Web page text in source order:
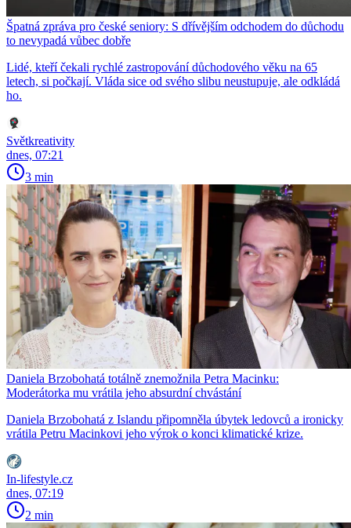
Špatná zpráva pro české seniory: S dřívějším odchodem do důchodu
to nevypadá vůbec dobře
Lidé, kteří čekali rychlé zastropování důchodového věku na 65
letech, si počkají. Vláda sice od svého slibu neustupuje, ale odkládá
ho.
Světkreativity
dnes, 07:21
3 min
Daniela Brzobohatá totálně znemožnila Petra Macinku:
Moderátorka mu vrátila jeho absurdní chvástání
Daniela Brzobohatá z Islandu připomněla úbytek ledovců a ironicky
vrátila Petru Macinkovi jeho výrok o konci klimatické krize.
In-lifestyle.cz
dnes, 07:19
2 min